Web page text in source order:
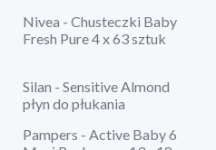
Nivea - Chusteczki Baby
Fresh Pure 4 x 63 sztuk
Silan - Sensitive Almond
płyn do płukania
Pampers - Active Baby 6